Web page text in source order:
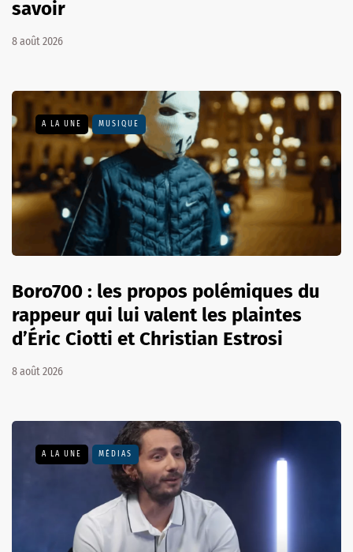
savoir
8 août 2026
A LA UNE MUSIQUE
Boro700 : les propos polémiques du
rappeur qui lui valent les plaintes
d’Éric Ciotti et Christian Estrosi
8 août 2026
A LA UNE MÉDIAS